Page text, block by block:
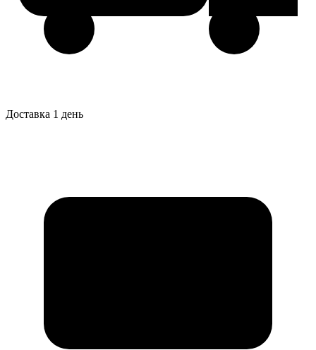
Доставка 1 день